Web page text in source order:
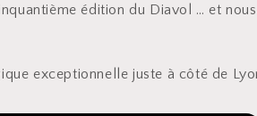
édition du Diavol … et nous
exceptionnelle juste à côté de